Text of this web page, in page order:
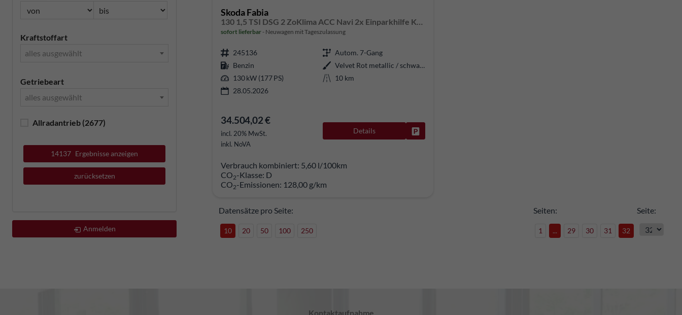
Skoda Fabia
130 1,5 TSI DSG 2 ZoKlima ACC Navi 2x Einparkhilfe Kessy 18 Zoll beheiztes Lenkrad Sitzheizung Sunset 5J Garantie
sofort lieferbar Neuwagen mit Tageszulassung
245136
Autom. 7-Gang
Benzin
Velvet Rot metallic / schwarzes Dach
130 kW (177 PS)
10 km
28.05.2026
34.504,02 €
incl. 20% MwSt.
inkl. NoVA
Details
Verbrauch kombiniert: 5,60 l/100km
CO2-Klasse: D
CO2-Emissionen: 128,00 g/km
Datensätze pro Seite:
10 20 50 100 250
Seite:
Seiten:
1 ... 29 30 31 32
Kraftstoffart
alles ausgewählt
Getriebeart
alles ausgewählt
Allradantrieb (2677)
14137 Ergebnisse anzeigen
zurücksetzen
Anmelden
Kontaktaufnahme